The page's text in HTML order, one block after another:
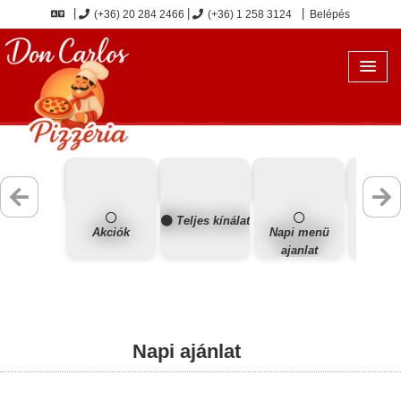
(+36) 20 284 2466 (+36) 1 258 3124 Belépés
Akciók
Teljes kínálat
Napi menü
ajanlat
Napi ajánlat